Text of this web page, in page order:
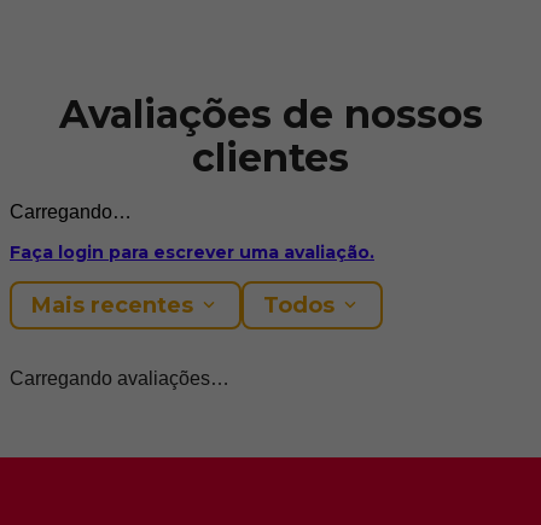
Avaliações de nossos
clientes
Carregando…
Faça login para escrever uma avaliação.
Mais recentes Todos
Carregando avaliações…